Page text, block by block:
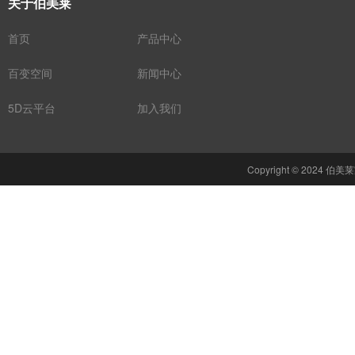
首页 产品中心
百变空间 新闻中心
5D云平台 加入我们
Copyright © 2024 伯美